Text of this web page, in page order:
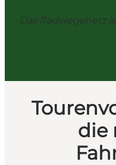
Das Radwegenetz
die